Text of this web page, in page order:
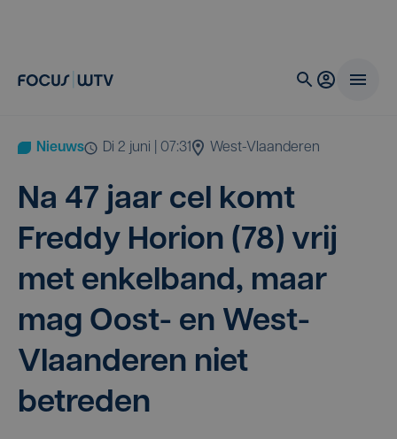
Nieuws di 2 juni | 07:31 West-Vlaanderen
Na 47 jaar cel komt
Fred­dy Hori­on (78) vrij
met enkel­band, maar
mag Oost- en West-
Vlaan­de­ren niet
betreden